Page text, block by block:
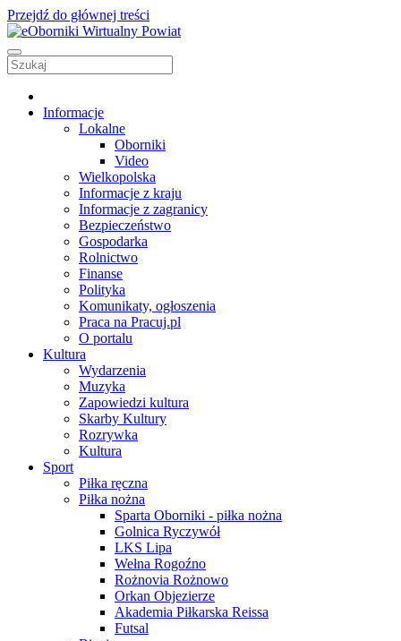
Przejdź do głównej treści
Informacje
Lokalne
Oborniki
Video
Wielkopolska
Informacje z kraju
Informacje z zagranicy
Bezpieczeństwo
Gospodarka
Rolnictwo
Finanse
Polityka
Komunikaty, ogłoszenia
Praca na Pracuj.pl
O portalu
Kultura
Wydarzenia
Muzyka
Zapowiedzi kultura
Skarby Kultury
Rozrywka
Kultura
Sport
Piłka ręczna
Piłka nożna
Sparta Oborniki - piłka nożna
Golnica Ryczywół
LKS Lipa
Wełna Rogoźno
Rożnovia Rożnowo
Orkan Objezierze
Akademia Piłkarska Reissa
Futsal